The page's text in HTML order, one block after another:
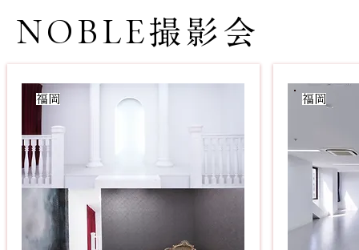
NOBLE撮影会
​福岡 ​福岡